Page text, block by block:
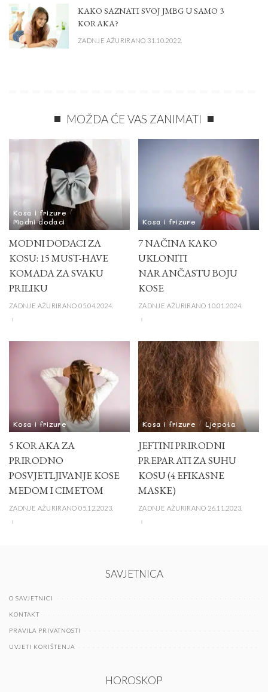
KAKO SAZNATI SVOJ JMBG U SAMO 3
KORAKA?
ZADNJE AŽURIRANO 31.10.2022.
MOŽDA ĆE VAS ZANIMATI
Kosa i frizure
Modni dodaci
MODNI DODACI ZA
KOSU: 15 MUST-HAVE
KOMADA ZA SVAKU
PRILIKU
ZADNJE AŽURIRANO 05.04.2024.
Kosa i frizure
7 NAČINA KAKO
UKLONITI
NARANČASTU BOJU
KOSE
ZADNJE AŽURIRANO 10.01.2024.
Kosa i frizure
5 KORAKA ZA
PRIRODNO
POSVJETLJIVANJE KOSE
MEDOM I CIMETOM
ZADNJE AŽURIRANO 05.12.2023.
Kosa i frizure Ljepota
JEFTINI PRIRODNI
PREPARATI ZA SUHU
KOSU (4 EFIKASNE
MASKE)
ZADNJE AŽURIRANO 26.11.2023.
SAVJETNICA
O SAVJETNICI
KONTAKT
PRAVILA PRIVATNOSTI
UVJETI KORIŠTENJA
HOROSKOP